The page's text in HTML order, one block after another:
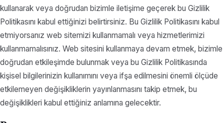
kullanarak veya doğrudan bizimle iletişime geçerek bu Gizlilik
Politikasını kabul ettiğinizi belirtirsiniz. Bu Gizlilik Politikasını kabul
etmiyorsanız web sitemizi kullanmamalı veya hizmetlerimizi
kullanmamalısınız. Web sitesini kullanmaya devam etmek, bizimle
doğrudan etkileşimde bulunmak veya bu Gizlilik Politikasında
kişisel bilgilerinizin kullanımını veya ifşa edilmesini önemli ölçüde
etkilemeyen değişikliklerin yayınlanmasını takip etmek, bu
değişiklikleri kabul ettiğiniz anlamına gelecektir.